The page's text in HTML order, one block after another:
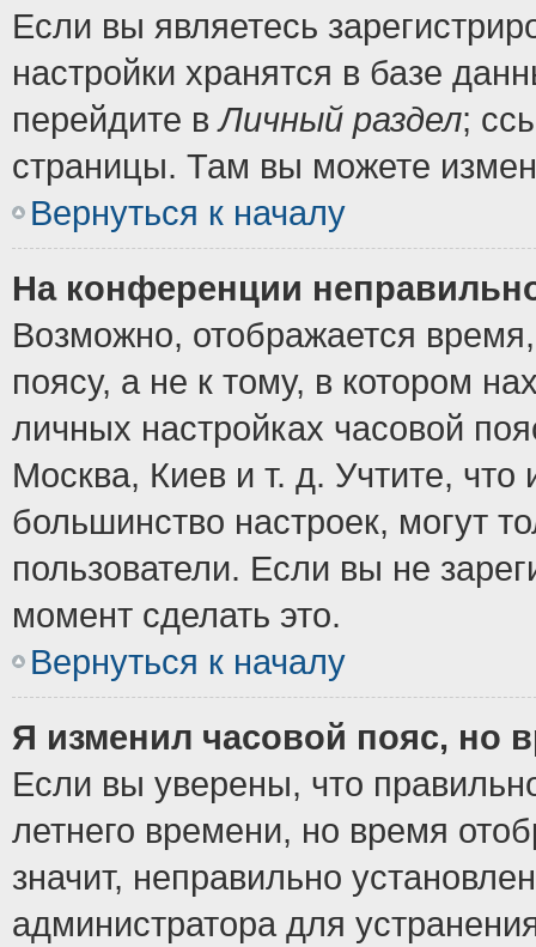
Если вы являетесь
настройки хранятся в базе
перейдите вЛичный раздел;
страницы. Там вы можете
Вернуться к началу
На конференции
Возможно, отображается
поясу, а не к тому, в котором
личных настройках часовой
Москва, Киев и т. д. Учтите, что
большинство настроек, могут
пользователи. Если вы не
момент сделать это.
Вернуться к началу
Я изменил часовой пояс, но
Если вы уверены, что
летнего времени, но время
значит, неправильно
администратора для